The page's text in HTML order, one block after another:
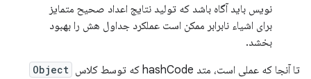
نویس باید آگاه باشد که تولید نتایج اعداد صحیح متمایز
برای اشیاء نابرابر ممکن است عملکرد جداول هش را بهبود
بخشد.
تا آنجا که عملی است، متد hashCode که توسط کلاس
Object